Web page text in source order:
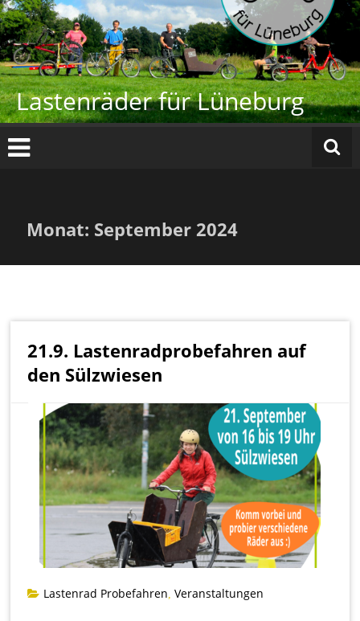
Zum
Inhalt
springen
Lastenräder für Lüneburg
Monat: September 2024
21.9. Lastenradprobefahren auf
den Sülzwiesen
Lastenrad Probefahren ,Veranstaltungen